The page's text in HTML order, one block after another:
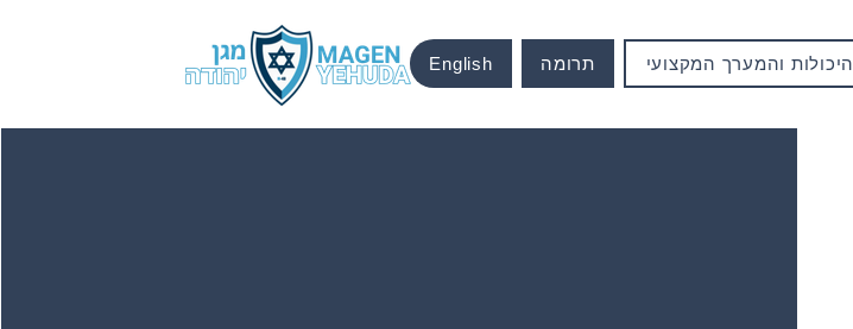
היכולות והמערך המקצועי תרומה English